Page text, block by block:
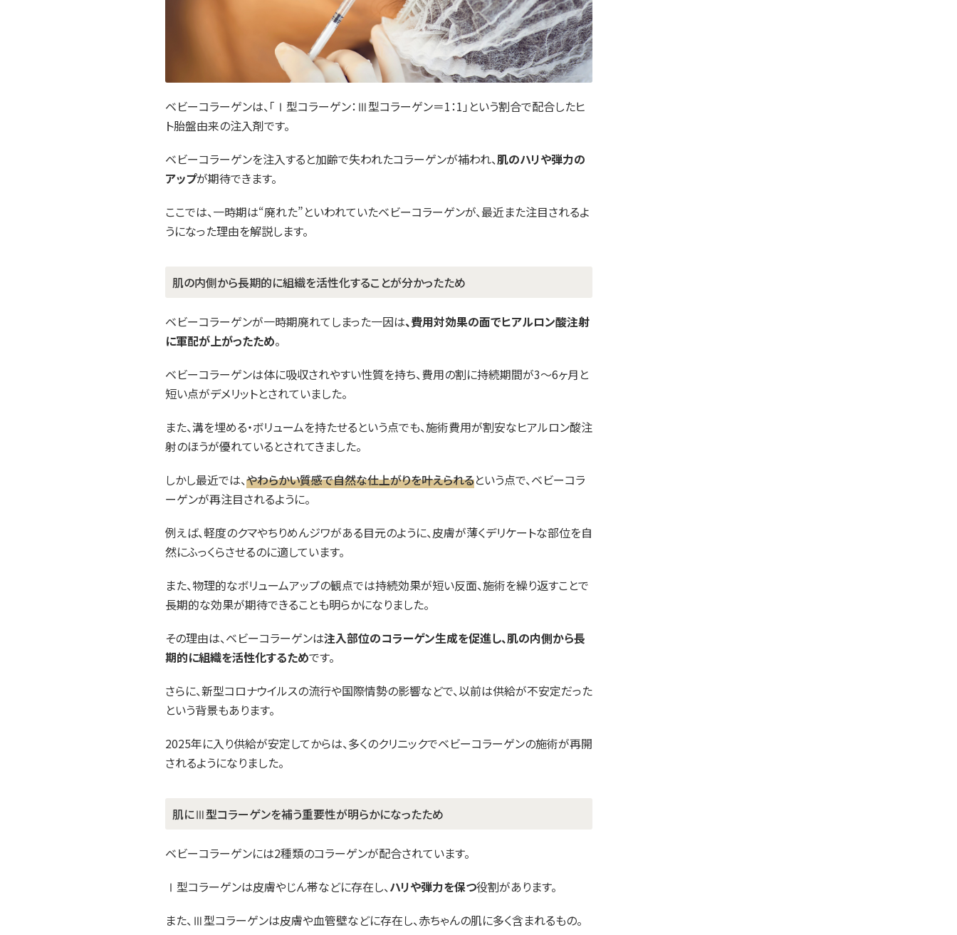
ベビーコラーゲンは、「Ⅰ型コラーゲン：Ⅲ型コラーゲン＝1：1」という割合で配合したヒ
ト胎盤由来の注入剤です。
ベビーコラーゲンを注入すると加齢で失われたコラーゲンが補われ、肌のハリや弾力の
アップが期待できます。
ここでは、一時期は“廃れた”といわれていたベビーコラーゲンが、最近また注目されるよ
うになった理由を解説します。
肌の内側から長期的に組織を活性化することが分かったため
ベビーコラーゲンが一時期廃れてしまった一因は、費用対効果の面でヒアルロン酸注射
に軍配が上がったため。
ベビーコラーゲンは体に吸収されやすい性質を持ち、費用の割に持続期間が3～6ヶ月と
短い点がデメリットとされていました。
また、溝を埋める・ボリュームを持たせるという点でも、施術費用が割安なヒアルロン酸注
射のほうが優れているとされてきました。
しかし最近では、やわらかい質感で自然な仕上がりを叶えられるという点で、ベビーコラ
ーゲンが再注目されるように。
例えば、軽度のクマやちりめんジワがある目元のように、皮膚が薄くデリケートな部位を自
然にふっくらさせるのに適しています。
また、物理的なボリュームアップの観点では持続効果が短い反面、施術を繰り返すことで
長期的な効果が期待できることも明らかになりました。
その理由は、ベビーコラーゲンは注入部位のコラーゲン生成を促進し、肌の内側から長
期的に組織を活性化するためです。
さらに、新型コロナウイルスの流行や国際情勢の影響などで、以前は供給が不安定だった
という背景もあります。
2025年に入り供給が安定してからは、多くのクリニックでベビーコラーゲンの施術が再開
されるようになりました。
肌にⅢ型コラーゲンを補う重要性が明らかになったため
ベビーコラーゲンには2種類のコラーゲンが配合されています。
Ⅰ型コラーゲンは皮膚やじん帯などに存在し、ハリや弾力を保つ役割があります。
また、Ⅲ型コラーゲンは皮膚や血管壁などに存在し、赤ちゃんの肌に多く含まれるもの。